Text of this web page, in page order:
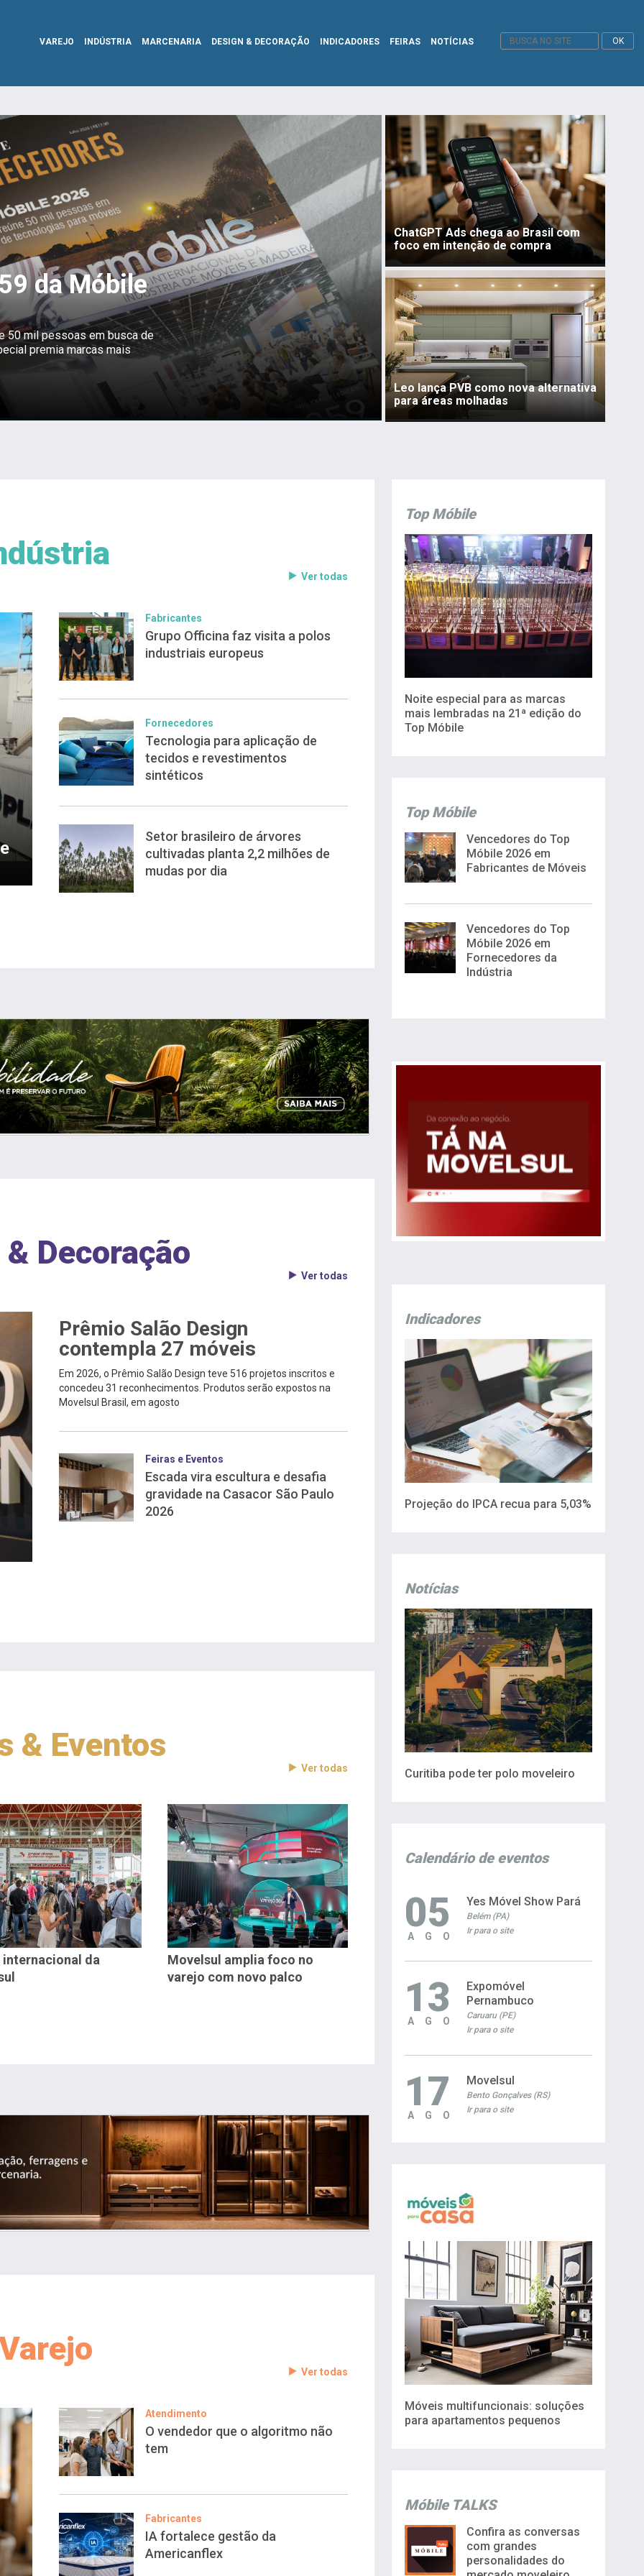
VAREJO INDÚSTRIA MARCENARIA DESIGN & DECORAÇÃO INDICADORES FEIRAS NOTÍCIAS
da Móbile
50 mil pessoas em busca de
premia marcas mais
ChatGPT Ads chega ao Brasil com
foco em intenção de compra
Leo lança PVB como nova alternativa
para áreas molhadas
Ver todas
Fabricantes
Grupo Officina faz visita a polos
industriais europeus
Fornecedores
Tecnologia para aplicação de
tecidos e revestimentos
sintéticos
Setor brasileiro de árvores
cultivadas planta 2,2 milhões de
mudas por dia
Decoração
Ver todas
Prêmio Salão Design
contempla 27 móveis
Em 2026, o Prêmio Salão Design teve 516 projetos inscritos e
concedeu 31 reconhecimentos. Produtos serão expostos na
Movelsul Brasil, em agosto
Feiras e Eventos
Escada vira escultura e desafia
gravidade na Casacor São Paulo
2026
& Eventos
Ver todas
internacional da
Movelsul amplia foco no
varejo com novo palco
Ver todas
Atendimento
O vendedor que o algoritmo não
tem
Fabricantes
IA fortalece gestão da
Americanflex
Top Móbile
Noite especial para as marcas
mais lembradas na 21ª edição do
Top Móbile
Top Móbile
Vencedores do Top
Móbile 2026 em
Fabricantes de Móveis
Vencedores do Top
Móbile 2026 em
Fornecedores da
Indústria
Indicadores
Projeção do IPCA recua para 5,03%
Notícias
Curitiba pode ter polo moveleiro
Calendário de eventos
05
AGO
Yes Móvel Show Pará
Belém (PA)
Ir para o site
13
AGO
Expomóvel
Pernambuco
Caruaru (PE)
Ir para o site
17
AGO
Movelsul
Bento Gonçalves (RS)
Ir para o site
Móveis multifuncionais: soluções
para apartamentos pequenos
Móbile TALKS
Confira as conversas
com grandes
personalidades do